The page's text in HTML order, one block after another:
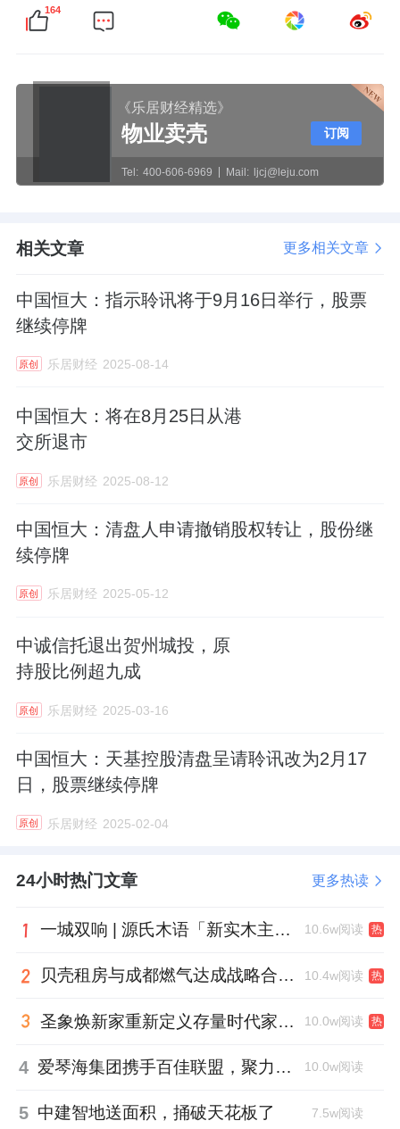
164
《乐居财经精选》
物业卖壳
Tel: 400-606-6969 Mail: ljcj@leju.com
订阅
相关文章 更多相关文章
中国恒大：指示聆讯将于9月16日举行，股票
继续停牌
原创 乐居财经 2025-08-14
中国恒大：将在8月25日从港
交所退市
原创 乐居财经 2025-08-12
中国恒大：清盘人申请撤销股权转让，股份继
续停牌
原创 乐居财经 2025-05-12
中诚信托退出贺州城投，原
持股比例超九成
原创 乐居财经 2025-03-16
中国恒大：天基控股清盘呈请聆讯改为2月17
日，股票继续停牌
原创 乐居财经 2025-02-04
24小时热门文章 更多热读
一城双响 | 源氏木语「新实木主义——黑标生活提案」发布会落地天津，黑标旗舰店盛大启幕 10.6w阅读 热
贝壳租房与成都燃气达成战略合作 打通安全巡检“最后一米” 10.4w阅读 热
圣象焕新家重新定义存量时代家居升级逻辑，筑牢说换就换的底气！ 10.0w阅读 热
4 爱琴海集团携手百佳联盟，聚力共拓存量商业新赛道 10.0w阅读
5 中建智地送面积，捅破天花板了 7.5w阅读